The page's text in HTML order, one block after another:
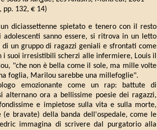
pp. 132, € 14)
diciassettenne spietato e tenero con il resto
sanno essere, si ritrova in un letto
di un gruppo di ragazzi geniali e sfrontati come
i suoi irresistibili scherzi alle infermiere, Louis il
"che non è bella come il sole, ma mille volte
foglia, Marilou sarebbe una millefoglie".
emozionante come un rap: battute di
alternano ora a bellissime poesie dei ragazzi,
e impietose sulla vita e sulla morte,
bravate) della banda dell'ospedale, come le
immagina di scrivere dal purgatorio alla